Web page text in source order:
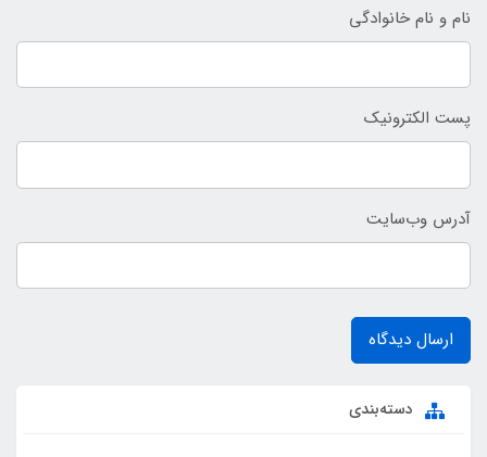
نام و نام خانوادگی
پست الکترونیک
آدرس وب‌سایت
ارسال دیدگاه
دسته‌بندی